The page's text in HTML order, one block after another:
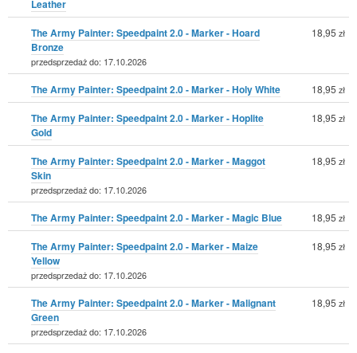
Leather
The Army Painter: Speedpaint 2.0 - Marker - Hoard
Bronze
przedsprzedaż do: 17.10.2026
18,95 zł
The Army Painter: Speedpaint 2.0 - Marker - Holy White 18,95 zł
The Army Painter: Speedpaint 2.0 - Marker - Hoplite
Gold
18,95 zł
The Army Painter: Speedpaint 2.0 - Marker - Maggot
Skin
przedsprzedaż do: 17.10.2026
18,95 zł
The Army Painter: Speedpaint 2.0 - Marker - Magic Blue 18,95 zł
The Army Painter: Speedpaint 2.0 - Marker - Maize
Yellow
przedsprzedaż do: 17.10.2026
18,95 zł
The Army Painter: Speedpaint 2.0 - Marker - Malignant
Green
przedsprzedaż do: 17.10.2026
18,95 zł